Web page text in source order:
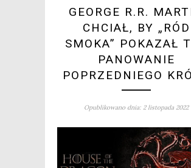
GEORGE R.R.
CHCIAŁ, BY „RÓD
SMOKA” POKAZAŁ
PANOWANIE
POPRZEDNIEGO
Opublikowano dnia: 2 listopada 2022